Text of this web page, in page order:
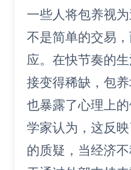
一些人将包养视
不是简单的交易
应。在快节奏的
接变得稀缺，包
也暴露了心理上
学家认为，这反
的质疑，当经济